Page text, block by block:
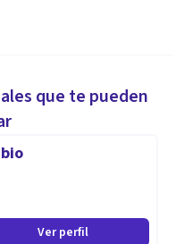
que te pueden
Ver perfil